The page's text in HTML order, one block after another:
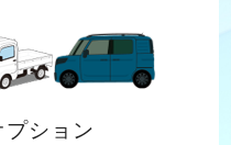
プション